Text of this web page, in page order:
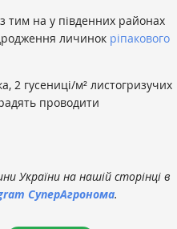
тим на у південних районах
личинок ріпакового
2 гусениці/м² листогризучих
радять проводити
України на нашій сторінці в
СуперАгронома.